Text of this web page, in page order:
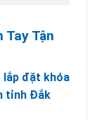
Tận
lắp đặt khóa
tỉnh Đắk